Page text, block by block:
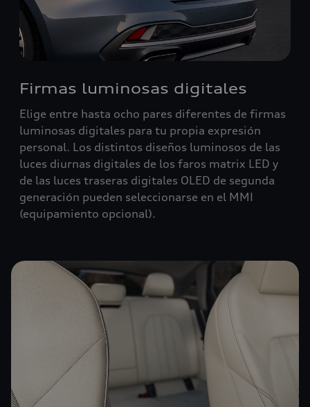
Firmas luminosas digitales
Elige entre hasta ocho pares diferentes de firmas
luminosas digitales para tu propia expresión
personal. Los distintos diseños luminosos de las
luces diurnas digitales de los faros matrix LED y
de las luces traseras digitales OLED de segunda
generación pueden seleccionarse en el MMI
(equipamiento opcional).